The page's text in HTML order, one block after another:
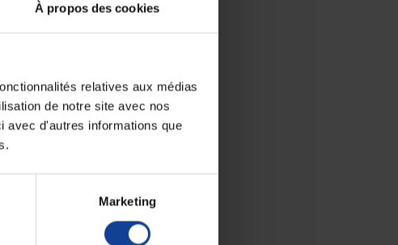
À propos des cookies
relatives aux médias
de notre site avec nos
avec d'autres informations que
Marketing